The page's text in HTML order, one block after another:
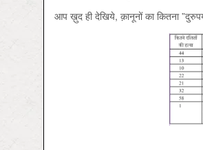
आप ख़ुद ही देखिये, क़ानूनों का कितना